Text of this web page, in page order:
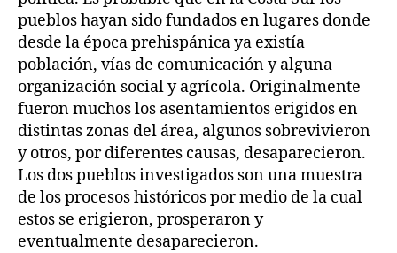
pueblos hayan sido fundados en lugares donde
desde la época prehispánica ya existía
población, vías de comunicación y alguna
organización social y agrícola. Originalmente
fueron muchos los asentamientos erigidos en
distintas zonas del área, algunos sobrevivieron
y otros, por diferentes causas, desaparecieron.
Los dos pueblos investigados son una muestra
de los procesos históricos por medio de la cual
estos se erigieron, prosperaron y
eventualmente desaparecieron.